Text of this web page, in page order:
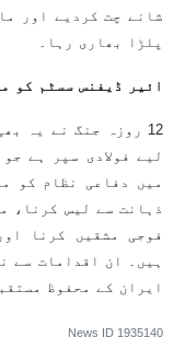
شانے چت کردیے اور
پلڑا بھاری رہا۔
ائیر ڈیفنس سسٹم کو
12 روزہ جنگ نے یہ
لیے فولادی سپر ہے
میں دفاعی نظام کو
ذہانت سے لیس کرنا،
فوجی مشقیں کرنا
ہیں۔ ان اقدامات سے
ایران کے محفوظ
News ID 1935140